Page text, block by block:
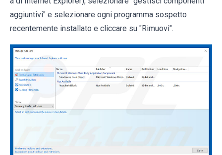
aggiuntivi" e selezionare ogni programma sospetto
recentemente installato e cliccare su "Rimuovi".